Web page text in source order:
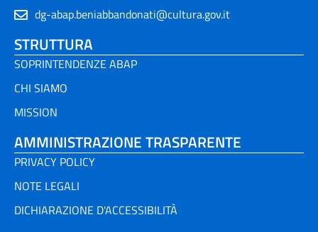
dg-abap.beniabbandonati@cultura.gov.it
STRUTTURA
SOPRINTENDENZE ABAP
CHI SIAMO
MISSION
AMMINISTRAZIONE TRASPARENTE
PRIVACY POLICY
NOTE LEGALI
DICHIARAZIONE D'ACCESSIBILITÀ